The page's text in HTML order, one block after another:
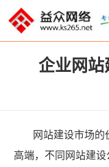
企业网站
网站建设市场的价
高端，不同网站建